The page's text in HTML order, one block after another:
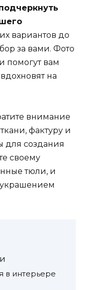
вариантов до
за вами. Фото
помогут вам
на
внимание
фактуру и
для создания
своему
тюли, и
украшением
в интерьере